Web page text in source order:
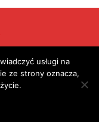
usługi na
ze strony oznacza,